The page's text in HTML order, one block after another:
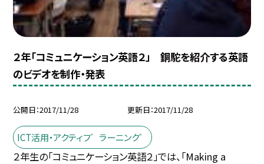
２年「コミュニケーション英語２」 銅駝を紹介する英語
のビデオを制作・発表
公開日 2017/11/28 更新日 2017/11/28
ICT活用・アクティフ゛ラーニンク゛
２年生の「コミュニケーション英語２」では、「Making a